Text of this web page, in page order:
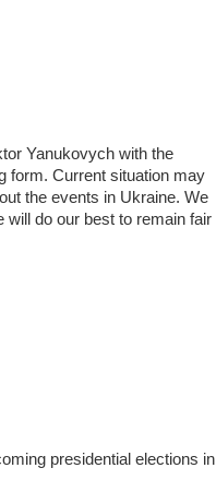
Yanukovych with the
form. Current situation may
the events in Ukraine. We
will do our best to remain fair
presidential elections in